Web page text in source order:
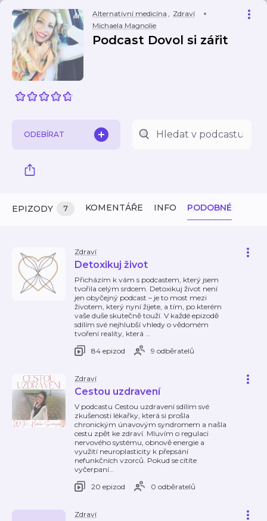
Alternativní medicína , Zdraví
Michaela Magnolie
Podcast Dovol si zářit
ODEBÍRAT
EPIZODY 7 KOMENTÁŘE INFO PODOBNÉ
Zdraví
Detoxikuj život
Přicházím k vám s podcastem, který jsem
tvořila celým srdcem. Detoxikuj život není
jen obyčejný podcast – je to most mezi
životem, který nyní žijete, a tím, po kterém
vaše duše skutečně touží. V každé epizodě
sdílím své nejhlubší vhledy o vědomém
tvoření reality, která …
84 epizod
9 odběratelů
Zdraví
Cestou uzdravení
V podcastu Cestou uzdravení sdílím své
zkušenosti lékařky, která si prošla
chronickým únavovým syndromem a našla
cestu zpět ke zdraví. Mluvím o regulaci
nervového systému, obnově energie a
využití neuroplasticity k přepsání
nefunkčních vzorců. Pokud se cítíte
vyčerpaní…
20 epizod
0 odběratelů
Zdraví